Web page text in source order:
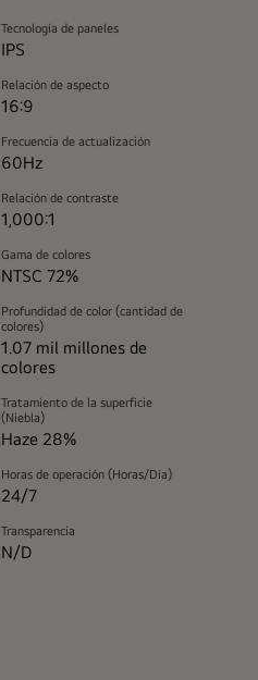
Tecnología de paneles
IPS
Relación de aspecto
16:9
Frecuencia de actualización
60Hz
Relación de contraste
1,000:1
Gama de colores
NTSC 72%
Profundidad de color (cantidad de
colores)
1.07 mil millones de
colores
Tratamiento de la superficie
(Niebla)
Haze 28%
Horas de operación (Horas/Día)
24/7
Transparencia
N/D